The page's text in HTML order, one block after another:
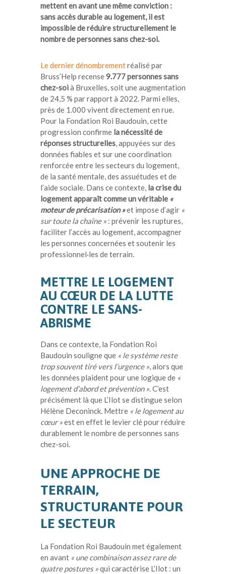
mettent en avant une même conviction :
sans accès durable au logement, il est
impossible de réduire structurellement le
nombre de personnes sans chez-soi.
Le dernier dénombrementréalisé par
Bruss’Help recense9.777 personnes sans
chez-soià Bruxelles, soit une augmentation
de 24,5 % par rapport à 2022. Parmi elles,
près de 1.000 vivent directement en rue.
Pour la Fondation Roi Baudouin, cette
progression confirme la nécessité de
réponses structurelles, appuyées sur des
données fiables et sur une coordination
renforcée entre les secteurs du logement,
de la santé mentale, des assuétudes et de
l’aide sociale. Dans ce contexte, la crise du
logement apparaît comme un véritable «
moteur de précarisation »et impose d’agir «
sur toute la chaîne » : prévenir les ruptures,
faciliter l’accès au logement, accompagner
les personnes concernées et soutenir les
professionnel·les de terrain.
METTRE LE LOGEMENT
AU CŒUR DE LA LUTTE
CONTRE LE SANS-
ABRISME
Dans ce contexte, la Fondation Roi
Baudouin souligne que « le système reste
trop souvent tiré vers l’urgence » , alors que
les données plaident pour une logique de «
logement d’abord et prévention » . C’est
précisément là que L’Ilot se distingue selon
Hélène Deconinck. Mettre « le logement au
cœur »est en effet le levier clé pour réduire
durablement le nombre de personnes sans
chez-soi.
UNE APPROCHE DE
TERRAIN,
STRUCTURANTE POUR
LE SECTEUR
La Fondation Roi Baudouin met également
en avant « une combinaison assez rare de
quatre postures »qui caractérise L’Ilot : un